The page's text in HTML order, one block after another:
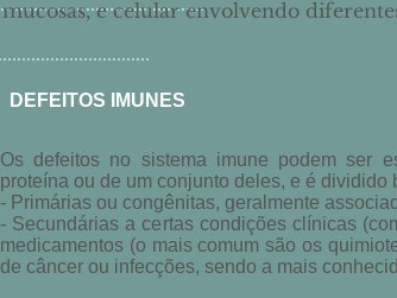
mucosas, e celular envolvendo
DEFEITOS IMUNES
Os defeitos no sistema imune podem ser
proteína ou de um conjunto deles, e é
- Primárias ou congênitas, geralmente
- Secundárias a certas condições clínicas
medicamentos (o mais comum são os
de câncer ou infecções, sendo a mais